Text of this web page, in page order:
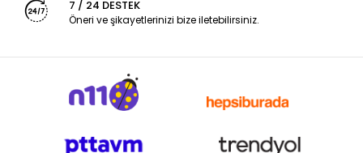
7 / 24 DESTEK
Öneri ve şikayetlerinizi bize iletebilirsiniz.